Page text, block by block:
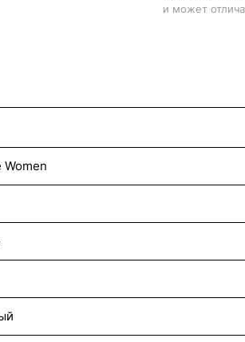
и может
Women